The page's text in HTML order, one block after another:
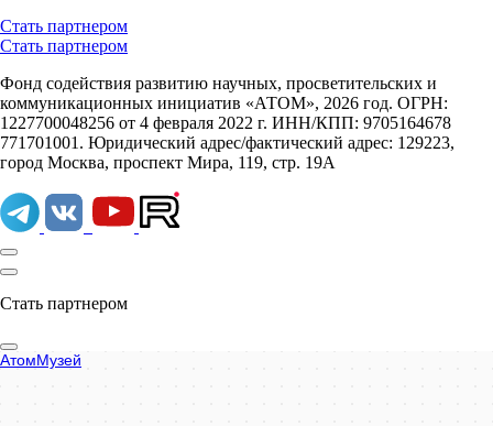
Стать партнером
Стать партнером
Фонд содействия развитию научных, просветительских и
коммуникационных инициатив «АТОМ», 2026 год. ОГРН:
1227700048256 от 4 февраля 2022 г. ИНН/КПП: 9705164678
771701001. Юридический адрес/фактический адрес: 129223,
город Москва, проспект Мира, 119, стр. 19А
Стать партнером